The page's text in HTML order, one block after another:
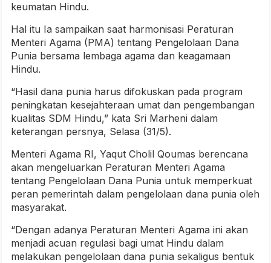
keumatan Hindu.
Hal itu Ia sampaikan saat harmonisasi Peraturan
Menteri Agama (PMA) tentang Pengelolaan Dana
Punia bersama lembaga agama dan keagamaan
Hindu.
“Hasil dana punia harus difokuskan pada program
peningkatan kesejahteraan umat dan pengembangan
kualitas SDM Hindu,” kata Sri Marheni dalam
keterangan persnya, Selasa (31/5).
Menteri Agama RI, Yaqut Cholil Qoumas berencana
akan mengeluarkan Peraturan Menteri Agama
tentang Pengelolaan Dana Punia untuk memperkuat
peran pemerintah dalam pengelolaan dana punia oleh
masyarakat.
“Dengan adanya Peraturan Menteri Agama ini akan
menjadi acuan regulasi bagi umat Hindu dalam
melakukan pengelolaan dana punia sekaligus bentuk